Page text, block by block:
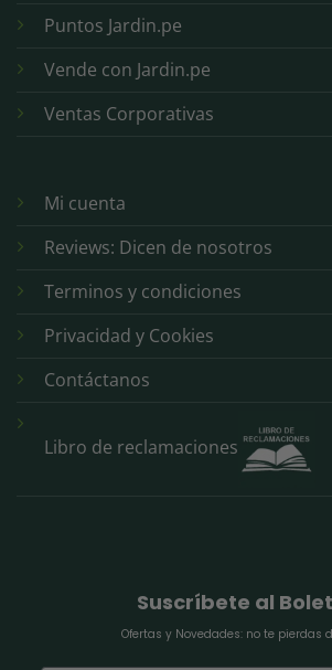
Puntos Jardin.pe
Vende con Jardin.pe
Ventas Corporativas
Mi cuenta
Reviews: Dicen de nosotros
Terminos y condiciones
Privacidad y Cookies
Contáctanos
Libro de reclamaciones
Suscríbete al
Ofertas y Novedades: no te pierdas